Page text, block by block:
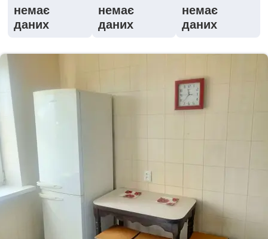
немає
даних
немає
даних
немає
даних